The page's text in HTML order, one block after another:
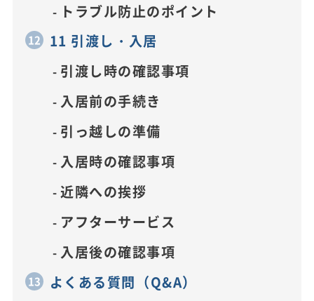
トラブル防止のポイント
11 引渡し・入居
引渡し時の確認事項
入居前の手続き
引っ越しの準備
入居時の確認事項
近隣への挨拶
アフターサービス
入居後の確認事項
よくある質問（Q&A）